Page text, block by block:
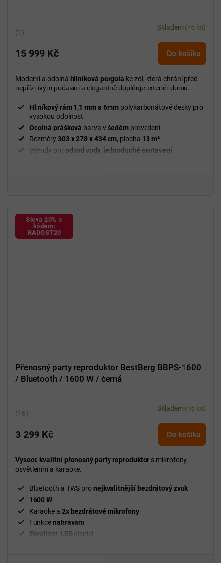
Průměrné
produktu
5,0
z
hvězdiček.
Skladem (>5 ks)
15 999 Kč Do košíku
Moderní a odolná hliníková pergola ke zdi, která chrání před
nepříznivým počasím a elegantně doplňuje exteriér domu.
Hliníkový rám 1,1 mm a 6mm polykarbonátové desky pro
vysokou odolnost
Odolná prášková barva všedém provedení
Rozměry303 x 278 x 434 cm, plocha 13 m²
Vývody pro odvod vody, jednoduché sestavení
Sleva 20% s
kódem:
RADOST20
Přenosný party reproduktor BestBerg BBPS-1600
/ Bluetooth / 1600 W / černá
Průměrné
produktu
5,0
z
hvězdiček.
Skladem (>5 ks)
3 299 Kč Do košíku
Vysoce kvalitní přenosný party reproduktor s mikrofony,
osvětlením a karaoke.
Bluetooth a TWS pronejkvalitnější bezdrátový zvuk
1600 W
Karaoke a 2x bezdrátové mikrofony
Funkcenahrávání
Ekvalizér, LED displej